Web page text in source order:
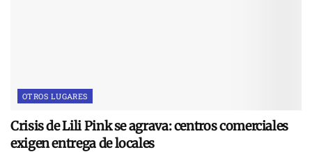
OTROS LUGARES
Crisis de Lili Pink se agrava: centros comerciales
exigen entrega de locales